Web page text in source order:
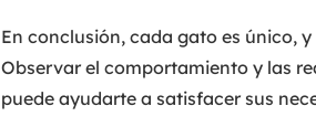
En conclusión, cada gato es único,
Observar el comportamiento y las
puede ayudarte a satisfacer sus